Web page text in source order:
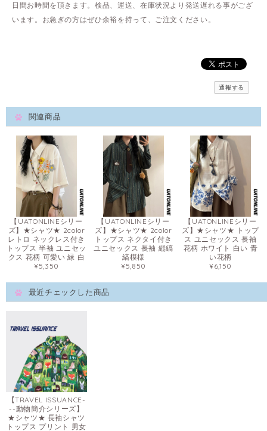
日間お時間を頂きます。検品、運送、在庫状況より発送遅れる事がござ
います。お急ぎの方はぜひ余裕を持って、ご注文ください。
通報する
関連商品
【UATONLINEシリー
ズ】★シャツ★ 2color
レトロ ネックレス付き
トップス 半袖 ユニセッ
クス 花柄 可愛い 緑 白
¥5,350
【UATONLINEシリー
ズ】★シャツ★ 2color
トップス ネクタイ付き
ユニセックス 長袖 縦縞
縞模様
¥5,850
【UATONLINEシリー
ズ】★シャツ★ トップ
ス ユニセックス 長袖
花柄 ホワイト 白い 青
い花柄
¥6,150
最近チェックした商品
【TRAVEL ISSUANCE-
--動物簡介シリーズ】
★シャツ★ 長袖シャツ
トップス プリント 男女